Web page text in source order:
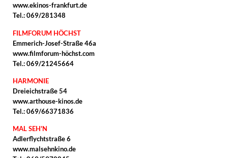
www.ekinos-frankfurt.de
Tel.: 069/281348
FILMFORUM HÖCHST
Emmerich-Josef-Straße 46a
www.filmforum-höchst.com
Tel.: 069/21245664
HARMONIE
Dreieichstraße 54
www.arthouse-kinos.de
Tel.: 069/66371836
MAL SEH'N
Adlerflychtstraße 6
www.malsehnkino.de